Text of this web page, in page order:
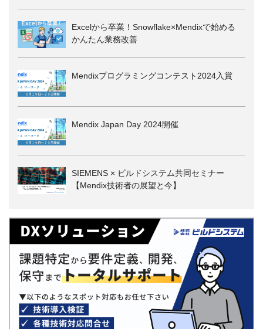
Excelから卒業！Snowflake×Mendixで始める
かんたん業務改善
Mendixプログラミングコンテスト2024入賞
Mendix Japan Day 2024開催
SIEMENS × ビルドシステム共同セミナー
【Mendix技術者の展望と今】